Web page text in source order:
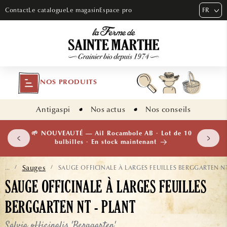
ET PASSER
ContactLe catalogueLe magasinEspace pro FR
NOS PRODUITS
Antigaspi Nos actus Nos conseils
🌱 NOUVEAUTÉ — Ail Rocambole AB · Lot de 10
bulbilles · En stock maintenant
... / Sauges / SAUGE OFFICINALE À LARGES FEUILLES BERGGARTEN
SAUGE OFFICINALE À LARGES FEUILLES
BERGGARTEN NT - PLANT